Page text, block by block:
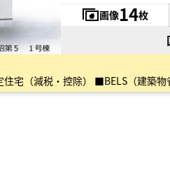
画像14枚